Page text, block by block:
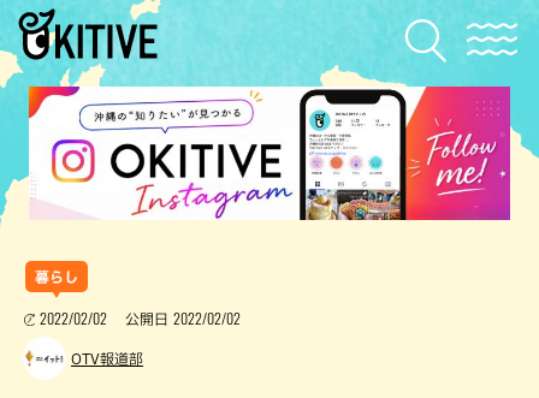
暮らし
2022/02/02 公開日 2022/02/02
OTV報道部